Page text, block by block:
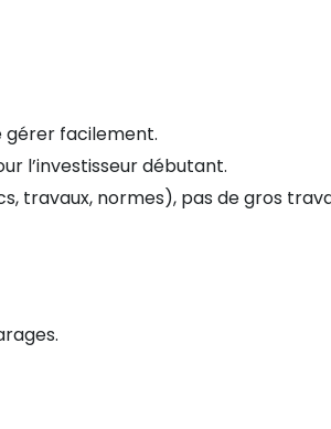
gérer facilement.
l’investisseur débutant.
normes), pas de gros